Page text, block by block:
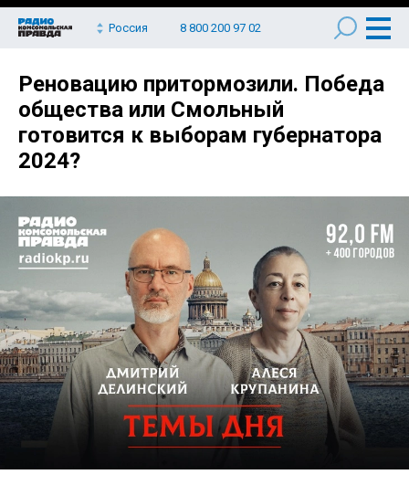
Россия 8 800 200 97 02
Реновацию притормозили. Победа
общества или Смольный
готовится к выборам губернатора
2024?